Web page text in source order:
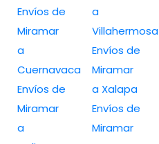
Envíos de
Miramar
a
Cuernavaca
Envíos de
Miramar
a
a
Villahermosa
Envíos de
Miramar
a Xalapa
Envíos de
Miramar